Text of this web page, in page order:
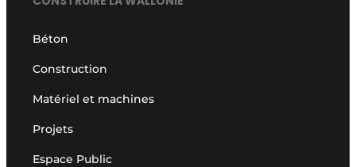
Béton
Construction
Matériel et machines
Projets
Espace Public